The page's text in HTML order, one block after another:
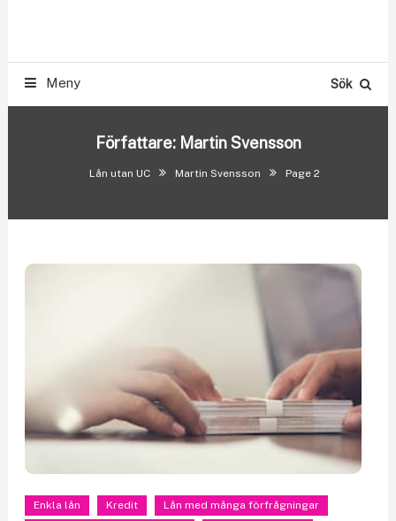
Content
Meny Sök
Författare: Martin Svensson
Lån utan UC Martin Svensson Page 2
Enkla lån Kredit
Lån med många förfrågningar